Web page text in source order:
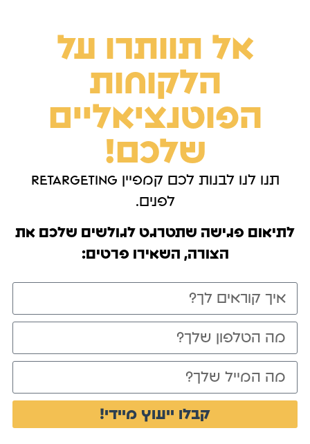
אל תוותרו על
הלקוחות
הפוטנציאליים
שלכם!
תנו לנו לבנות לכם קמפיין retargeting
לפנים.
לתיאום פגישה שתטרגט לגולשים שלכם את
הצורה, השאירו פרטים:
קבלו ייעוץ מיידי!